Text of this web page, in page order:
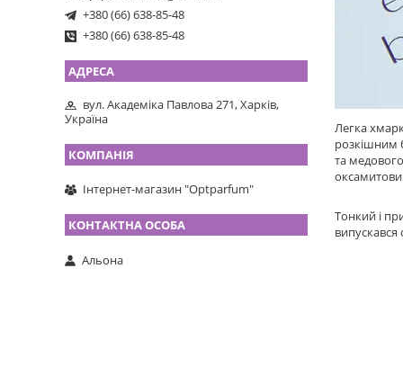
Легка
розкішним
та
Тонкий і
+380 (66) 638-85-48
+380 (66) 638-85-48
вул. Академіка Павлова 271, Харків,
Україна
Інтернет-магазин "Optparfum"
Альона